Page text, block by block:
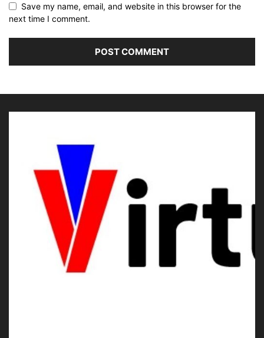
Save my name, email, and website in this browser for the
next time I comment.